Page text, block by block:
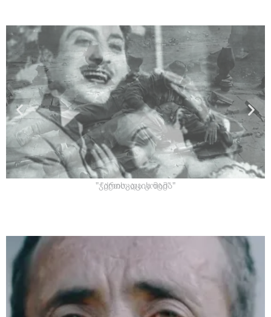
"ქეთო და კოტე"